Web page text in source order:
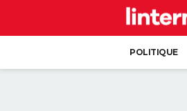
POLITIQUE